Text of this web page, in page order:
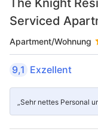
The Knight
Serviced
Apartment/Wohnung
9,1 Exzellent
„Sehr nettes Personal